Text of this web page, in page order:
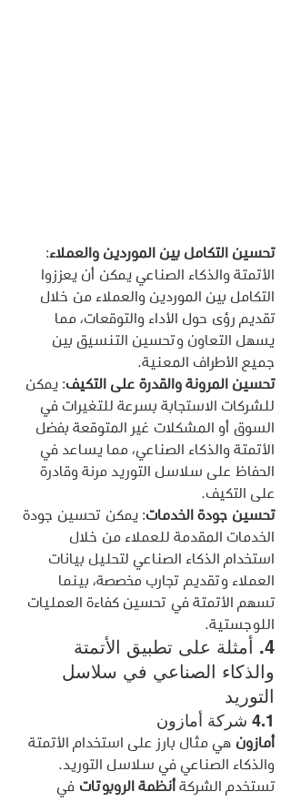
تحسين التكامل بين الموردين والعملاء:
الأتمتة والذكاء الصناعي يمكن أن يعززوا
التكامل بين الموردين والعملاء من خلال
تقديم رؤى حول الأداء والتوقعات، مما
يسهل التعاون وتحسين التنسيق بين
جميع الأطراف المعنية.
تحسين المرونة والقدرة على التكيف: يمكن
للشركات الاستجابة بسرعة للتغيرات في
السوق أو المشكلات غير المتوقعة بفضل
الأتمتة والذكاء الصناعي، مما يساعد في
الحفاظ على سلاسل التوريد مرنة وقادرة
على التكيف.
تحسين جودة الخدمات: يمكن تحسين جودة
الخدمات المقدمة للعملاء من خلال
استخدام الذكاء الصناعي لتحليل بيانات
العملاء وتقديم تجارب مخصصة، بينما
تسهم الأتمتة في تحسين كفاءة العمليات
اللوجستية.
4. أمثلة على تطبيق الأتمتة
والذكاء الصناعي في سلاسل
التوريد
4.1 شركة أمازون
أمازون هي مثال بارز على استخدام الأتمتة
والذكاء الصناعي في سلاسل التوريد.
تستخدم الشركة أنظمة الروبوتات في